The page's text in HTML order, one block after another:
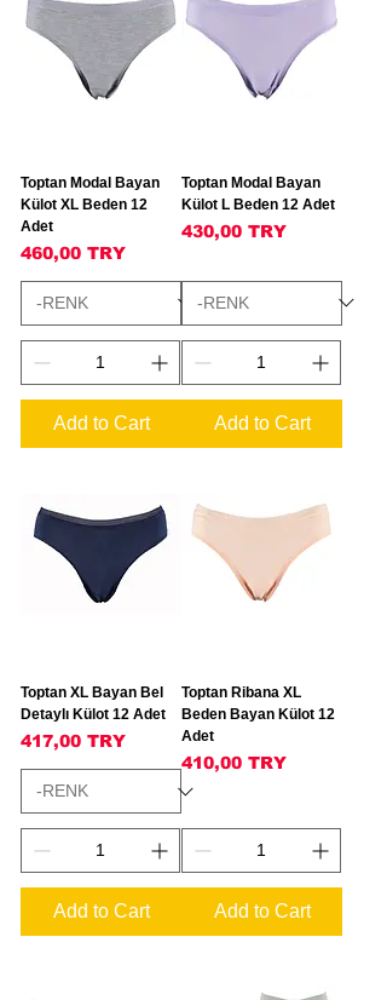
Toptan Modal Bayan
Külot XL Beden 12
Adet
Price
460,00 TRY
Add to Cart
Toptan Modal Bayan
Külot L Beden 12 Adet
Price
430,00 TRY
Add to Cart
Toptan XL Bayan Bel
Detaylı Külot 12 Adet
Price
417,00 TRY
Add to Cart
Toptan Ribana XL
Beden Bayan Külot 12
Adet
Price
410,00 TRY
Add to Cart